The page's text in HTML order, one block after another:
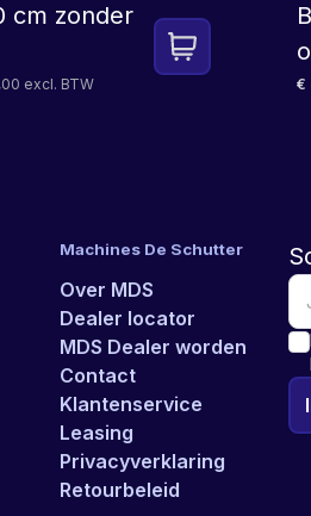
cm zonder
excl. BTW €
Machines De Schutter
Over MDS
Dealer locator
MDS Dealer worden
Contact
Klantenservice
Leasing
Privacyverklaring
Retourbeleid